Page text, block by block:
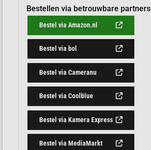
Bestellen via betrouwbare partners
Bestel via Amazon.nl
Bestel via bol
Bestel via Cameranu
Bestel via Coolblue
Bestel via Kamera Express
Bestel via MediaMarkt